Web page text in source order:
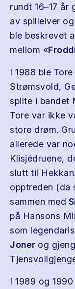
rundt 16–17 år
av spilleiver
ble beskrevet
mellom «
I 1988 ble
Strømsvold,
spilte i bandet
Tore var ikke
store drøm.
allerede var
Klisjédruene,
slutt til
opptreden (da
sammen med
på Hansons
som
Joner og
I 1989 og